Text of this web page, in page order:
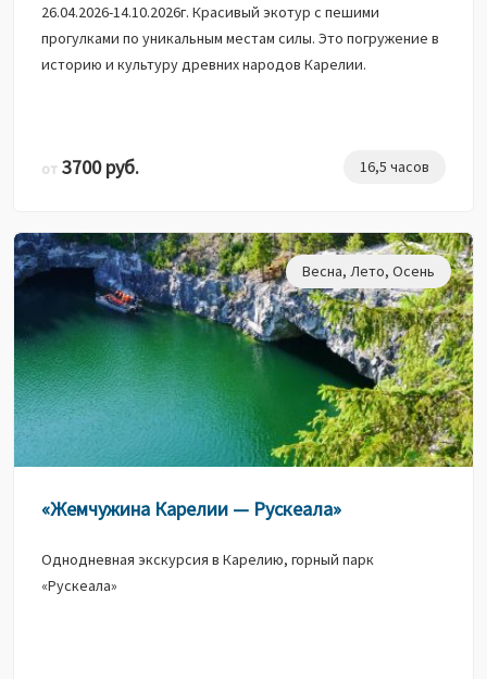
26.04.2026-14.10.2026г. Красивый экотур с пешими
прогулками по уникальным местам силы. Это погружение в
историю и культуру древних народов Карелии.
от 3700 руб. 16,5 часов
Весна, Лето, Осень
«Жемчужина Карелии — Рускеала»
Однодневная экскурсия в Карелию, горный парк
«Рускеала»